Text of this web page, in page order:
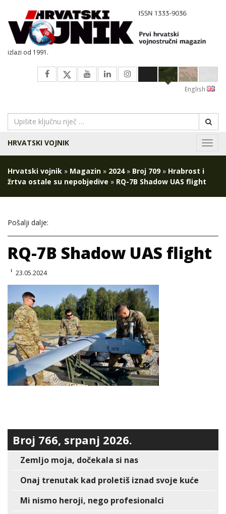
izlazi od 1991.
English
HRVATSKI VOJNIK
Hrvatski vojnik » Magazin » 2024» Broj 709» Hrabrost i
žrtva ostale su nepobjedive » RQ-7B Shadow UAS flight
Pošalji dalje:
RQ-7B Shadow UAS flight
23.05.2024
Broj 766, srpanj 2026.
Zemljo moja, dočekala si nas
Onaj trenutak kad proletiš iznad svoje kuće
Mi nismo heroji, nego profesionalci